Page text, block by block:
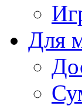
Для